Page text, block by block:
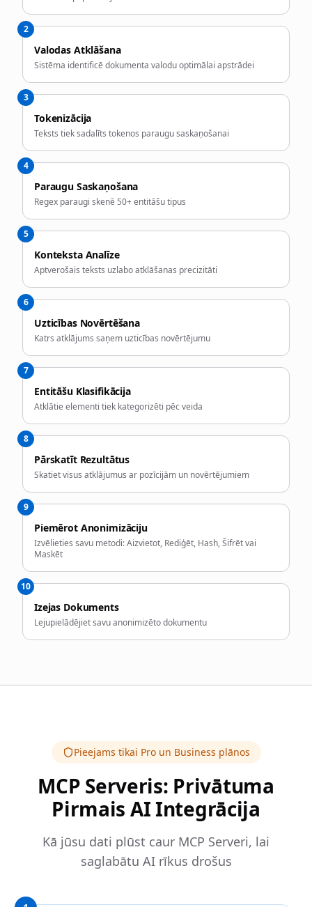
2
Valodas Atklāšana
Sistēma identificē dokumenta valodu optimālai apstrādei
3
Tokenizācija
Teksts tiek sadalīts tokenos paraugu saskaņošanai
4
Paraugu Saskaņošana
Regex paraugi skenē 50+ entitāšu tipus
5
Konteksta Analīze
Aptverošais teksts uzlabo atklāšanas precizitāti
6
Uzticības Novērtēšana
Katrs atklājums saņem uzticības novērtējumu
7
Entitāšu Klasifikācija
Atklātie elementi tiek kategorizēti pēc veida
8
Pārskatīt Rezultātus
Skatiet visus atklājumus ar pozīcijām un novērtējumiem
9
Piemērot Anonimizāciju
Izvēlieties savu metodi: Aizvietot, Rediģēt, Hash, Šifrēt vai
Maskēt
10
Izejas Dokuments
Lejupielādējiet savu anonimizēto dokumentu
Pieejams tikai Pro un Business plānos
MCP Serveris: Privātuma
Pirmais AI Integrācija
Kā jūsu dati plūst caur MCP Serveri, lai
saglabātu AI rīkus drošus